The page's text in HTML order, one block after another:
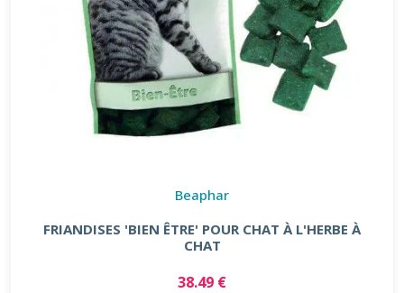
Beaphar
FRIANDISES 'BIEN ÊTRE' POUR CHAT À L'HERBE À
CHAT
38.49 €